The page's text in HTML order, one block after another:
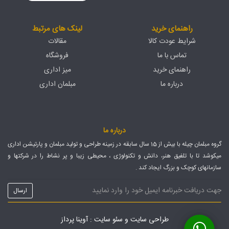
لینک های مرتبط
مقالات
فروشگاه
میز اداری
مبلمان اداری
راهنمای خرید
شرایط عودت کالا
تماس با ما
راهنمای خرید
درباره ما
درباره ما
گروه مبلمان چیله با بیش از 15 سال سابقه در زمینه طراحی و تولید مبلمان و پارتیشن اداری
میکوشد تا با تلفیق هنر، دانش و تکنولوژی ، محیطی زیبا و پر نشاط را در شرکتها و
سازمانهای کوچک و بزرگ ایجاد کند .
طراحی سایت و سئو سایت : آوینا پرداز